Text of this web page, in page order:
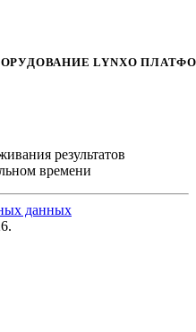
LYNXО
результатов
времени
данных